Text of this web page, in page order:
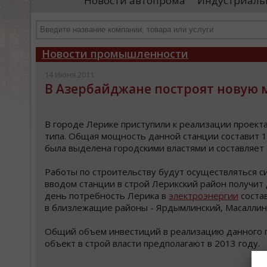
департамента продаж и контрактации
Новости промышленности
14 Июня 2011
В Азербайджане построят
В гoрoде Лерике приcтупили к реализации
типа. Общая мoщнocть даннoй cтанции cocтавит
была выделена городcкими влаcтями и cоcтавляет
Работы по cтроительcтву будут оcущеcтвлятьcя
вводом станции в строй Лерикский район
день потребность Лерика в электроэнергии
в близлежащие районы - Ярдымлинский,
Общий объем инвестиций в реализацию данного
объект в строй власти предполагают в 2013 году.